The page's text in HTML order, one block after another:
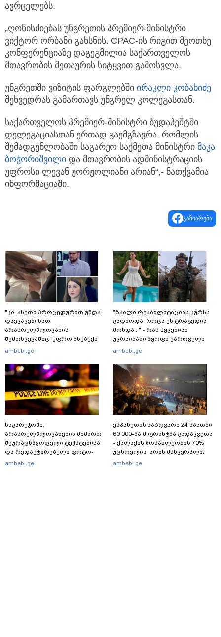
ავრცელებს.
„ღონისძიებას უნგრეთის პრემიერ-მინისტრი
ვიქტორ ორბანი გახსნის. CPAC-ის რიგით მეოთხე
კონფერენციაზე დაგეგმილია საქართველოს
მთავრობის მეთაურის სიტყვით გამოსვლა.
უნგრეთში ვიზიტის ფარგლებში ირაკლი კობახიძე
შეხვედრას გამართავს უნგრელ კოლეგასთან.
საქართველოს პრემიერ-მინისტრი ბუდაპეშტში
დელეგაციასთან ერთად გაემგზავრა, რომლის
შემადგენლობაში საგარეო საქმეთა მინისტრი მაკა
ბოჭორიშვილი და მთავრობის ადმინისტრაციის
უფროსი ლევან ჟორჟოლიანი არიან“,- ნათქვამია
ინფორმაციაში.
გაზიარება
"კი, ასეთი პროცედურით უნდა
დაეკავებინათ,
არასრულწლოვანის
შემთხვევაშიც, უფრო მსუბუქი
ვარიანტი ძნელი
რატომ აღსრულდა განჩინება
ღამე" - იურისტები
ambebi.ge
საგარეჯოში,
არასრულწლოვანების მიმართ
შეურაცხმყოფელი ტექსტებისა
და რედაქტირებული ფოტო-
ვიდეომასალის გავრცელების
ambebi.ge
"ზაალი რეაბილიტაციის კურსს
გადიოდა, როცა ეს ტრაგედია
მოხდა..." - რას ჰყვებიან
უკრაინაში მყოფი ქართველი
მებრძოლები
ambebi.ge
ესპანეთის საზღვარი 24 საათში
60 000-მა მიგრანტმა გადაკვეთა
- ქალაქის მოსახლეობის 70%
უცხოელია, არის მსხვერპლი:
ბოლო ცნობები სეუტადან,
ambebi.ge